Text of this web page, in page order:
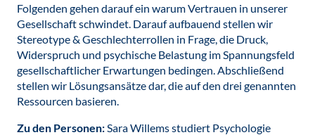
Folgenden gehen darauf ein warum Vertrauen in unserer
Gesellschaft schwindet. Darauf aufbauend stellen wir
Stereotype & Geschlechterrollen in Frage, die Druck,
Widerspruch und psychische Belastung im Spannungsfeld
gesellschaftlicher Erwartungen bedingen. Abschließend
stellen wir Lösungsansätze dar, die auf den drei genannten
Ressourcen basieren.
Zu den Personen:Sara Willems studiert Psychologie